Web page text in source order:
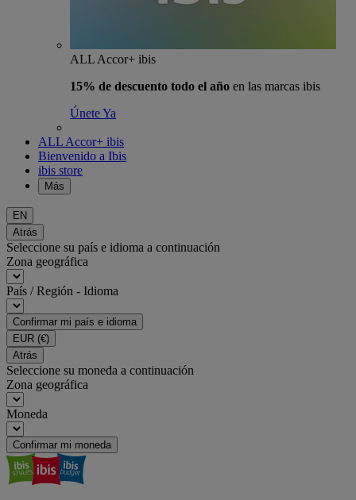
ALL Accor+ ibis
15% de descuento todo el año en las marcas ibis
Únete Ya
ALL Accor+ ibis
Bienvenido a Ibis
ibis store
Más
EN
Atrás
Seleccione su país e idioma a continuación
Zona geográfica
País / Región - Idioma
Confirmar mi país e idioma
EUR (€)
Atrás
Seleccione su moneda a continuación
Zona geográfica
Moneda
Confirmar mi moneda